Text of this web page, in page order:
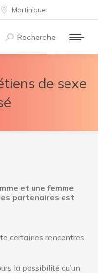
Martinique
Recherche
:
Recherche
de sexe
et une femme
partenaires est
certaines rencontres
la possibilité qu’un